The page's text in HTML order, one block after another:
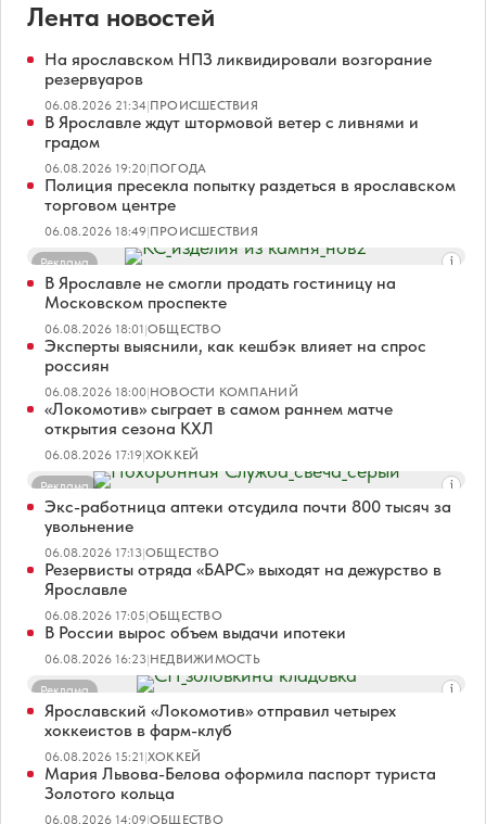
Лента новостей
На ярославском НПЗ ликвидировали возгорание
резервуаров
06.08.2026 21:34|ПРОИСШЕСТВИЯ
В Ярославле ждут штормовой ветер с ливнями и
градом
06.08.2026 19:20|ПОГОДА
Полиция пресекла попытку раздеться в ярославском
торговом центре
06.08.2026 18:49|ПРОИСШЕСТВИЯ
Реклама
В Ярославле не смогли продать гостиницу на
Московском проспекте
06.08.2026 18:01|ОБЩЕСТВО
Эксперты выяснили, как кешбэк влияет на спрос
россиян
06.08.2026 18:00|НОВОСТИ КОМПАНИЙ
«Локомотив» сыграет в самом раннем матче
открытия сезона КХЛ
06.08.2026 17:19|ХОККЕЙ
Реклама
Экс-работница аптеки отсудила почти 800 тысяч за
увольнение
06.08.2026 17:13|ОБЩЕСТВО
Резервисты отряда «БАРС» выходят на дежурство в
Ярославле
06.08.2026 17:05|ОБЩЕСТВО
В России вырос объем выдачи ипотеки
06.08.2026 16:23|НЕДВИЖИМОСТЬ
Реклама
Ярославский «Локомотив» отправил четырех
хоккеистов в фарм-клуб
06.08.2026 15:21|ХОККЕЙ
Мария Львова-Белова оформила паспорт туриста
Золотого кольца
06.08.2026 14:09|ОБЩЕСТВО